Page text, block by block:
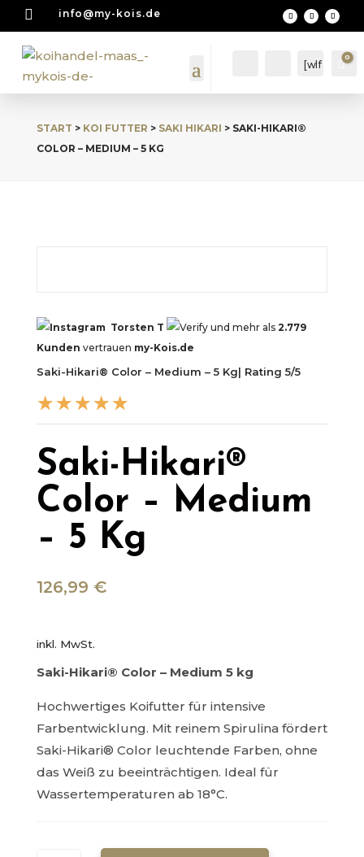
 info@my-kois.de
Suche
[wlf
_wi
st_
0
START > KOI FUTTER > SAKI HIKARI > SAKI-HIKARI®
COLOR – MEDIUM – 5 KG
Torsten T und mehr als 2.779
Kunden vertrauen my-Kois.de
Saki-Hikari® Color – Medium – 5 Kg| Rating 5/5
☆☆☆☆☆
Saki-Hikari®
Color – Medium
– 5 Kg
126,99 €
inkl. MwSt.
Saki-Hikari® Color – Medium 5 kg
Hochwertiges Koifutter für intensive
Farbentwicklung. Mit reinem Spirulina fördert
Saki-Hikari® Color leuchtende Farben, ohne
das Weiß zu beeinträchtigen. Ideal für
Wassertemperaturen ab 18°C.